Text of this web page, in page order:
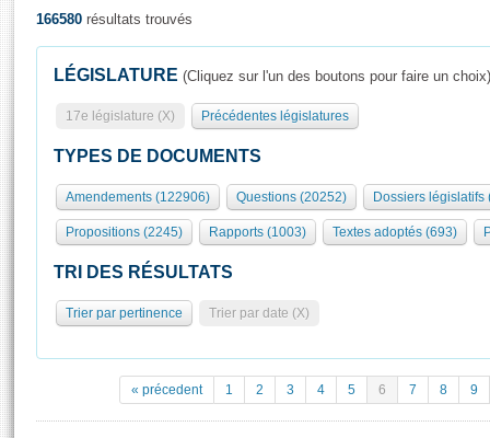
Présidence
577 députés
Groupes politiques
Séance publique
Commissions et autres organes
Europe et International
Pétitions
Rôle et pouvoirs de l'Assemblée
Organisation de l'Assemblée
Présidence Conférence des Présidents Bureau Collège des
Statistiques et chiffres clés
Documents de référence
( Constitution | Règlement de l'Assemblée ... )
Visiter l'Assemblée
Visite virtuelle du palais Bourbon
Assister à une séance
La Bibliothèque
166580 résultats trouvés
LÉGISLATURE (Cliquez sur l'un des boutons pour faire un choix)
17e législature (X) Précédentes législatures
TYPES DE DOCUMENTS
Amendements (122906) Questions (20252) Dossiers législatifs
Propositions (2245) Rapports (1003) Textes adoptés (693)
TRI DES RÉSULTATS
Trier par pertinence Trier par date (X)
« précedent 1 2 3 4 5 6 7 8 9